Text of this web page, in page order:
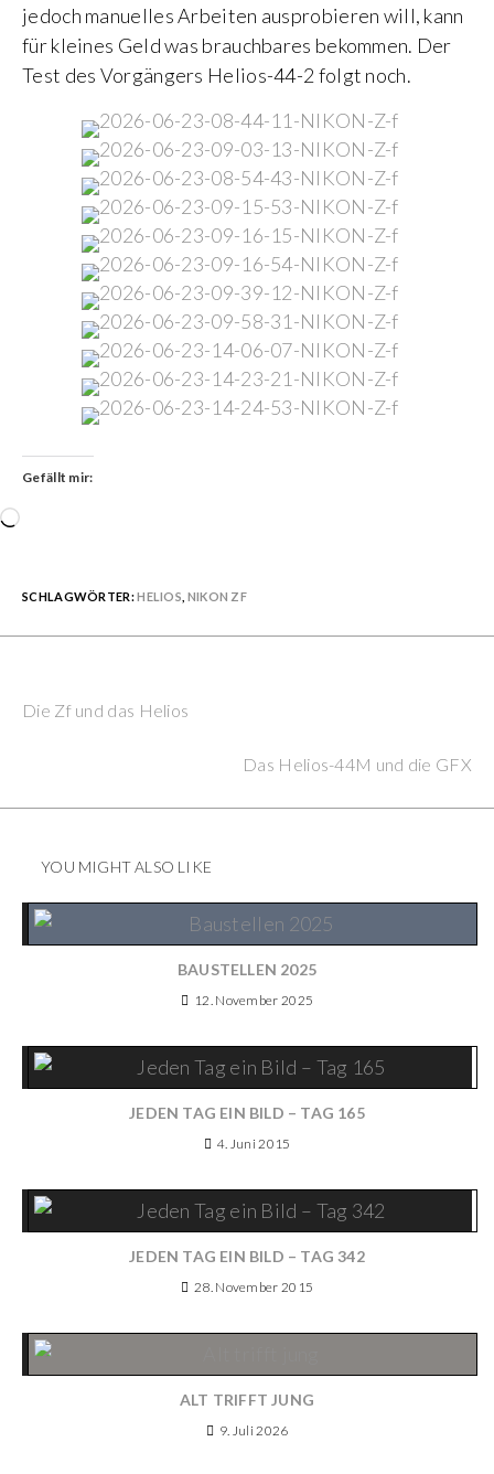
jedoch manuelles Arbeiten ausprobieren will, kann
für kleines Geld was brauchbares bekommen. Der
Test des Vorgängers Helios-44-2 folgt noch.
Gefällt mir:
Wird
SCHLAGWÖRTER:HELIOS NIKON ZF
Reading
Die Zf und das Helios
Das Helios-44M und die GFX
YOU MIGHT ALSO LIKE
BAUSTELLEN 2025
12. November 2025
JEDEN TAG EIN BILD – TAG 165
4. Juni 2015
JEDEN TAG EIN BILD – TAG 342
28. November 2015
ALT TRIFFT JUNG
9. Juli 2026